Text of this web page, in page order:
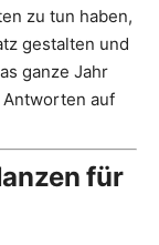
zu tun haben,
gestalten und
ganze Jahr
auf
für